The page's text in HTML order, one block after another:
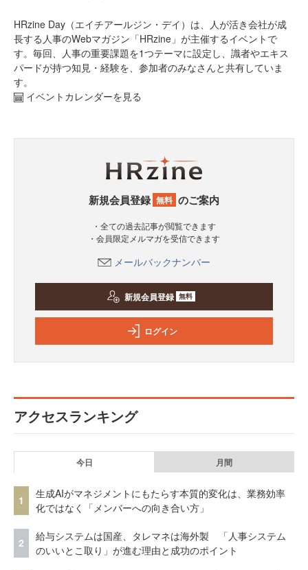
HRzine Day（エイチアールジン・デイ）は、人が活き会社が成
長する人事のWebマガジン「HRzine」が主催するイベントで
す。毎回、人事の重要課題を1つテーマに設定し、識者やエキス
パードが持つ知見・経験を、参加者のみなさんと共有していま
す。
イベントカレンダーを見る
新規会員登録 無料 のご案内
・全ての過去記事が閲覧できます
・会員限定メルマガを受信できます
メールバックナンバー
新規会員登録 無料
ログイン
アクセスランキング
今日 月間
1
生成AIがマネジメントにもたらす本質的変化は、業務効率
化ではなく「メンバーへの向き合い方」
2
給与システムは国産、タレマネは海外製 「人事システム
のいいとこ取り」が進む理由と成功のポイント